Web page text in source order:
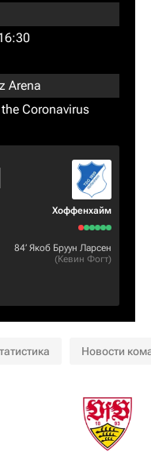
Arena
Coronavirus
Хоффенхайм
84‎’‎ Якоб Бруун Ларсен
(Кевин Фогт)
Новости